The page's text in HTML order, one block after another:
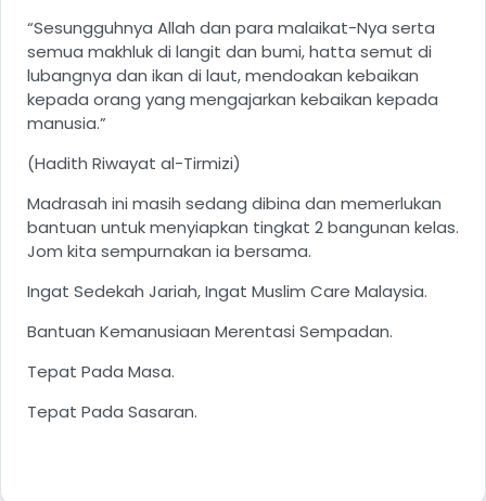
“Sesungguhnya Allah dan para malaikat-Nya serta
semua makhluk di langit dan bumi, hatta semut di
lubangnya dan ikan di laut, mendoakan kebaikan
kepada orang yang mengajarkan kebaikan kepada
manusia.”
(Hadith Riwayat al-Tirmizi)
Madrasah ini masih sedang dibina dan memerlukan
bantuan untuk menyiapkan tingkat 2 bangunan kelas.
Jom kita sempurnakan ia bersama.
Ingat Sedekah Jariah, Ingat Muslim Care Malaysia.
Bantuan Kemanusiaan Merentasi Sempadan.
Tepat Pada Masa.
Tepat Pada Sasaran.